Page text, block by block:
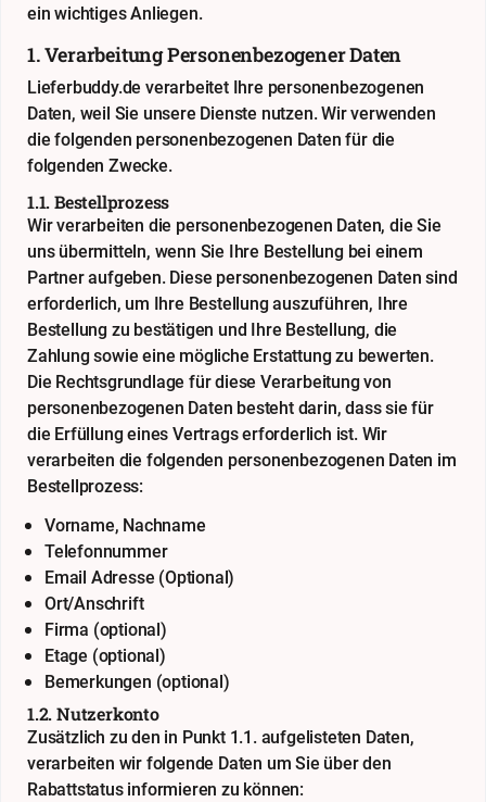
ein wichtiges Anliegen.
1. Verarbeitung Personenbezogener Daten
Lieferbuddy.de verarbeitet Ihre personenbezogenen
Daten, weil Sie unsere Dienste nutzen. Wir verwenden
die folgenden personenbezogenen Daten für die
folgenden Zwecke.
1.1. Bestellprozess
Wir verarbeiten die personenbezogenen Daten, die Sie
uns übermitteln, wenn Sie Ihre Bestellung bei einem
Partner aufgeben. Diese personenbezogenen Daten sind
erforderlich, um Ihre Bestellung auszuführen, Ihre
Bestellung zu bestätigen und Ihre Bestellung, die
Zahlung sowie eine mögliche Erstattung zu bewerten.
Die Rechtsgrundlage für diese Verarbeitung von
personenbezogenen Daten besteht darin, dass sie für
die Erfüllung eines Vertrags erforderlich ist. Wir
verarbeiten die folgenden personenbezogenen Daten im
Bestellprozess:
Vorname, Nachname
Telefonnummer
Email Adresse (Optional)
Ort/Anschrift
Firma (optional)
Etage (optional)
Bemerkungen (optional)
1.2. Nutzerkonto
Zusätzlich zu den in Punkt 1.1. aufgelisteten Daten,
verarbeiten wir folgende Daten um Sie über den
Rabattstatus informieren zu können: